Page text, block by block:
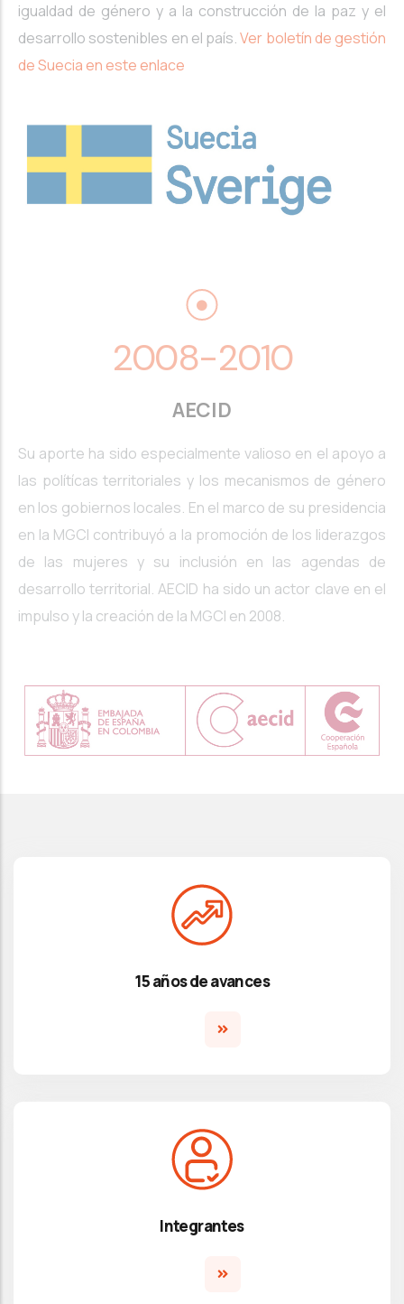
igualdad de género y a la construcción de la paz y el
desarrollo sostenibles en el país.Ver boletín de gestión
de Suecia en este enlace
2008-2010
AECID
Su aporte ha sido especialmente valioso en el apoyo a
las polítícas territoriales y los mecanismos de género
en los gobiernos locales. En el marco de su presidencia
en la MGCI contribuyó a la promoción de los liderazgos
de las mujeres y su inclusión en las agendas de
desarrollo territorial. AECID ha sido un actor clave en el
impulso y la creación de la MGCI en 2008.
15 años de avances
Integrantes